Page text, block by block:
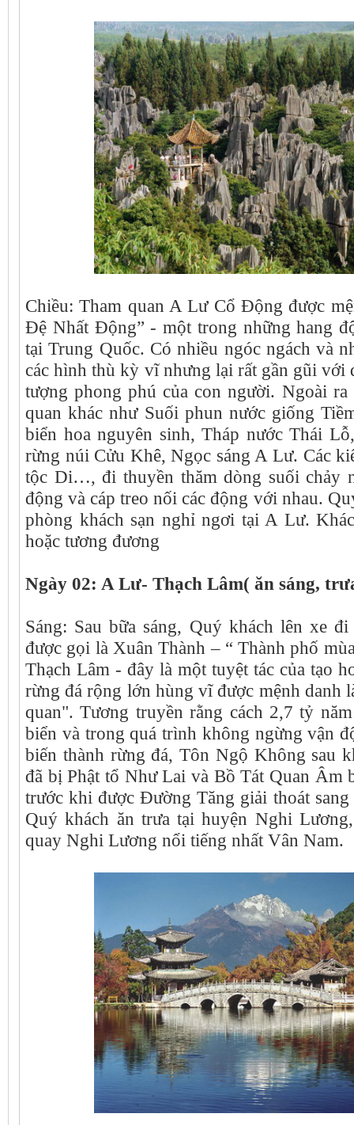
Chiều: Tham quan A Lư Cổ Động được
Đệ Nhất Động” - một trong những hang
tại Trung Quốc. Có nhiều ngóc ngách và
các hình thù kỳ vĩ nhưng lại rất gần gũi
tượng phong phú của con người. Ngoài ra
quan khác như Suối phun nước giống
biển hoa nguyên sinh, Tháp nước Thái
rừng núi Cửu Khê, Ngọc sáng A Lư. Các
tộc Di…, đi thuyền thăm dòng suối chảy
động và cáp treo nối các động với nhau.
phòng khách sạn nghỉ ngơi tại A Lư.
hoặc tương đương
Ngày 02: A Lư- Thạch Lâm( ăn sáng,
Sáng: Sau bữa sáng, Quý khách lên xe
được gọi là Xuân Thành – “ Thành phố
Thạch Lâm - đây là một tuyệt tác của tạo
rừng đá rộng lớn hùng vĩ được mệnh danh
quan". Tương truyền rằng cách 2,7 tỷ
biển và trong quá trình không ngừng vận
biến thành rừng đá, Tôn Ngộ Không sau
đã bị Phật tổ Như Lai và Bồ Tát Quan Âm
trước khi được Đường Tăng giải thoát
Quý khách ăn trưa tại huyện Nghi
quay Nghi Lương nổi tiếng nhất Vân Nam.